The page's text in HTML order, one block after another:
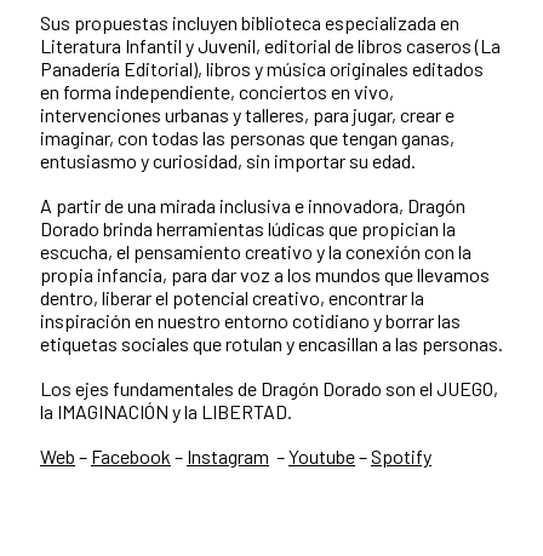
Sus propuestas incluyen biblioteca especializada en
Literatura Infantil y Juvenil, editorial de libros caseros (La
Panadería Editorial), libros y música originales editados
en forma independiente, conciertos en vivo,
intervenciones urbanas y talleres, para jugar, crear e
imaginar, con todas las personas que tengan ganas,
entusiasmo y curiosidad, sin importar su edad.
A partir de una mirada inclusiva e innovadora, Dragón
Dorado brinda herramientas lúdicas que propician la
escucha, el pensamiento creativo y la conexión con la
propia infancia, para dar voz a los mundos que llevamos
dentro, liberar el potencial creativo, encontrar la
inspiración en nuestro entorno cotidiano y borrar las
etiquetas sociales que rotulan y encasillan a las personas.
Los ejes fundamentales de Dragón Dorado son el JUEGO,
la IMAGINACIÓN y la LIBERTAD.
Web – Facebook – Instagram –Youtube–Spotify